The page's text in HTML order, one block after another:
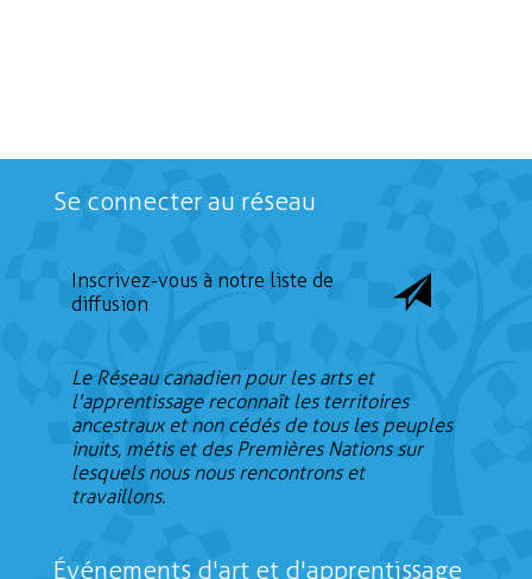
Se connecter au réseau
Inscrivez-vous à notre liste de
diffusion
Le Réseau canadien pour les arts et
l'apprentissage reconnaît les territoires
ancestraux et non cédés de tous les peuples
inuits, métis et des Premières Nations sur
lesquels nous nous rencontrons et
travaillons.
Événements d'art et d'apprentissage